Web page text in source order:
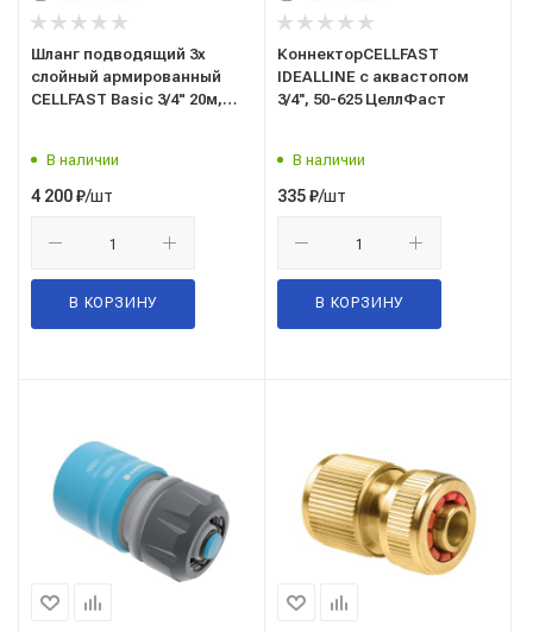
Шланг подводящий 3х
слойный армированный
CELLFAST Basic 3/4" 20м,
В наличии
4 200₽/шт
В КОРЗИНУ
КоннекторCELLFAST
IDEALLINE с аквастопом
3/4'', 50-625 ЦеллФаст
В наличии
335₽/шт
В КОРЗИНУ